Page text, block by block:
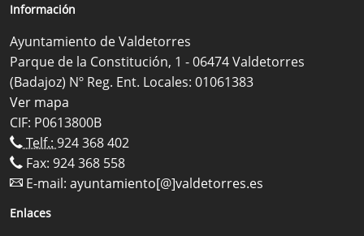
Información
Ayuntamiento de Valdetorres
Parque de la Constitución, 1 - 06474 Valdetorres
(Badajoz) Nº Reg. Ent. Locales: 01061383
Ver mapa
CIF: P0613800B
Telf.: 924 368 402
Fax: 924 368 558
E-mail: ayuntamiento[@]valdetorres.es
Enlaces